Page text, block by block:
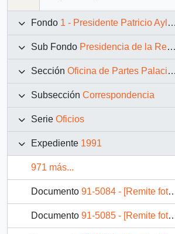
Fondo 1 - Presidente Patricio Aylwin Azócar (1990-1994)
Sub Fondo Presidencia de la República (11 marzo 1990 – 11 marzo 1994)
Sección Oficina de Partes Palacio de La Moneda
Subsección Correspondencia
Serie Oficios
Expediente 1991
971 más...
Documento 91-5084 - [Remite fotocopia de carta que se indica a Gerente General de CORFO]
Documento 91-5085 - [Remite fotocopias de cartas que se indica a Intendente VI Región]